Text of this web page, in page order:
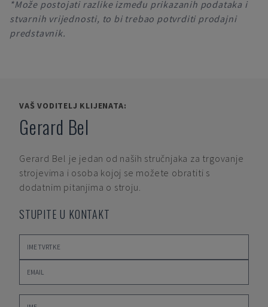
*Može postojati razlike između prikazanih podataka i
stvarnih vrijednosti, to bi trebao potvrditi prodajni
predstavnik.
VAŠ VODITELJ KLIJENATA:
Gerard Bel
Gerard Bel je jedan od naših stručnjaka za trgovanje
strojevima i osoba kojoj se možete obratiti s
dodatnim pitanjima o stroju.
STUPITE U KONTAKT